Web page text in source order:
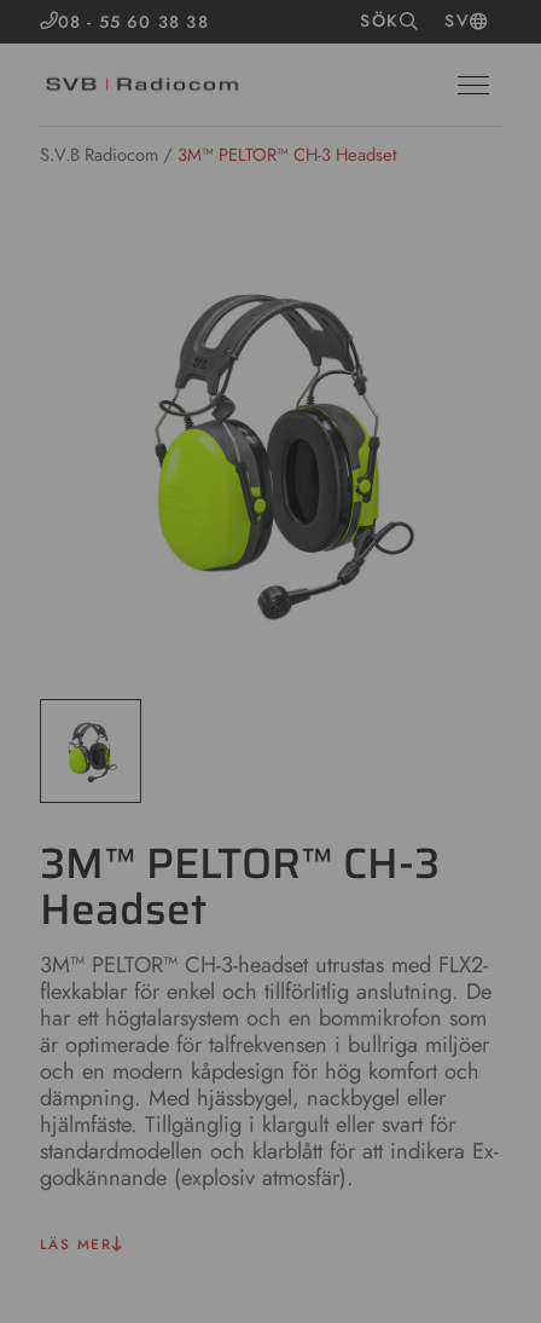
08 - 55 60 38 38 SÖK SV
S.V.B Radiocom / 3M™ PELTOR™ CH-3 Headset
3M™ PELTOR™ CH-3
Headset
3M™ PELTOR™ CH-3-headset utrustas med FLX2-
flexkablar för enkel och tillförlitlig anslutning. De
har ett högtalarsystem och en bommikrofon som
är optimerade för talfrekvensen i bullriga miljöer
och en modern kåpdesign för hög komfort och
dämpning. Med hjässbygel, nackbygel eller
hjälmfäste. Tillgänglig i klargult eller svart för
standardmodellen och klarblått för att indikera Ex-
godkännande (explosiv atmosfär).
LÄS MER